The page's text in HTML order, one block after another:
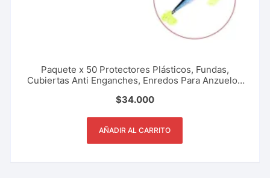
Paquete x 50 Protectores Plásticos, Fundas,
Cubiertas Anti Enganches, Enredos Para Anzuelos
Pesca Deportiva, Rio, Lago, Mar.
$34.000
AÑADIR AL CARRITO